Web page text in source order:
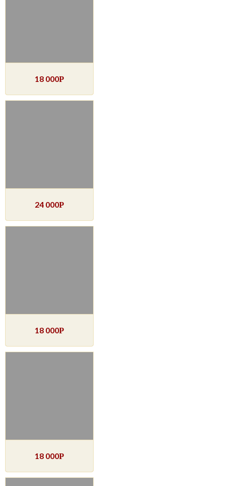
18 000Р
24 000Р
18 000Р
18 000Р